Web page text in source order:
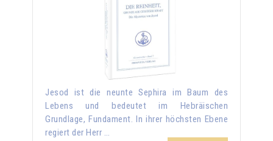
Jesod ist die neunte Sephira im Baum des
Lebens und bedeutet im Hebräischen
Grundlage, Fundament. In ihrer höchsten Ebene
regiert der Herr …